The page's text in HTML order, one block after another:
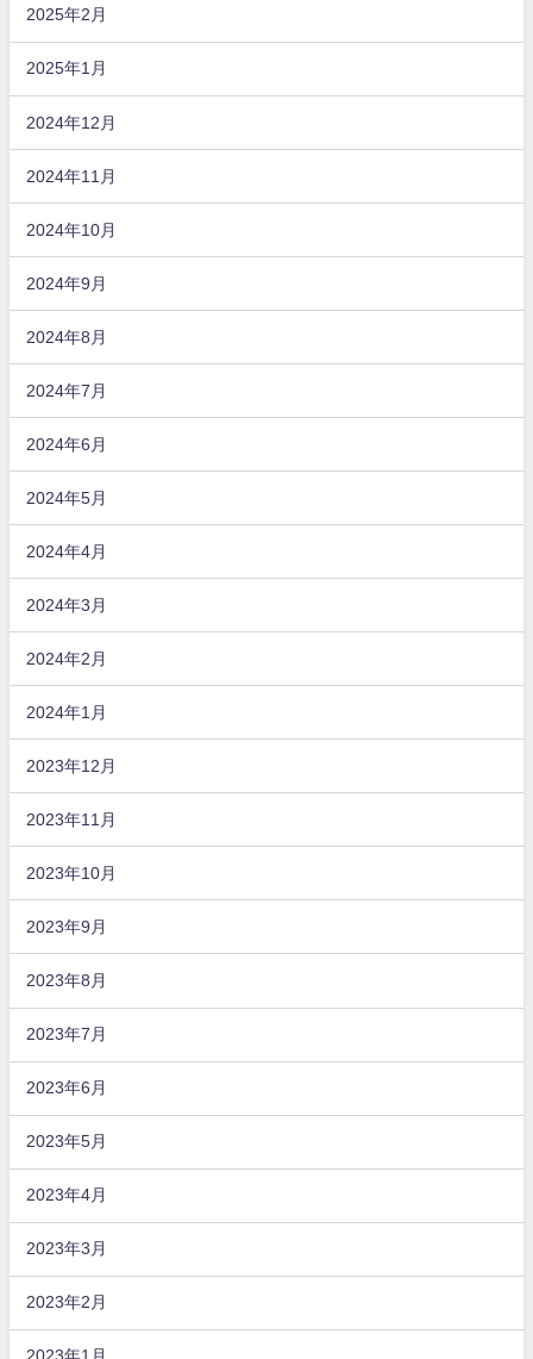
2025年2月
2025年1月
2024年12月
2024年11月
2024年10月
2024年9月
2024年8月
2024年7月
2024年6月
2024年5月
2024年4月
2024年3月
2024年2月
2024年1月
2023年12月
2023年11月
2023年10月
2023年9月
2023年8月
2023年7月
2023年6月
2023年5月
2023年4月
2023年3月
2023年2月